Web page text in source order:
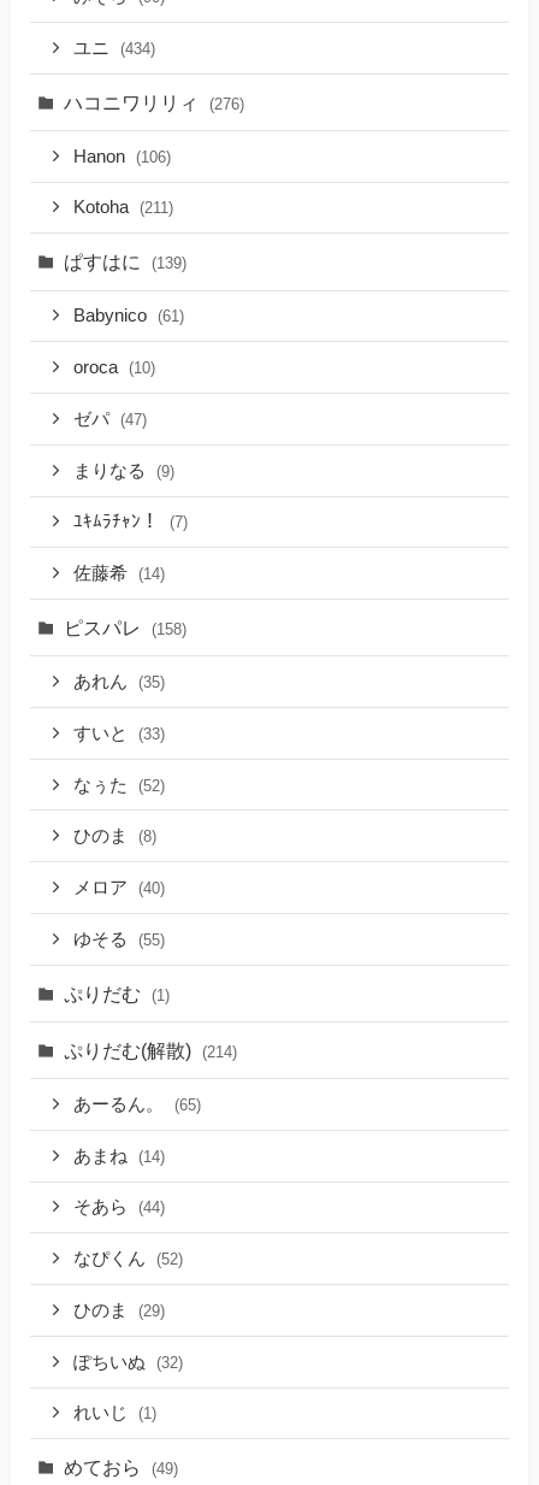
ユニ (434)
ハコニワリリィ (276)
Hanon (106)
Kotoha (211)
ぱすはに (139)
Babynico (61)
oroca (10)
ゼパ (47)
まりなる (9)
ﾕｷﾑﾗﾁｬﾝ！ (7)
佐藤希 (14)
ピスパレ (158)
あれん (35)
すいと (33)
なぅた (52)
ひのま (8)
メロア (40)
ゆそる (55)
ぷりだむ (1)
ぷりだむ(解散) (214)
あーるん。 (65)
あまね (14)
そあら (44)
なぴくん (52)
ひのま (29)
ぽちいぬ (32)
れいじ (1)
めておら (49)